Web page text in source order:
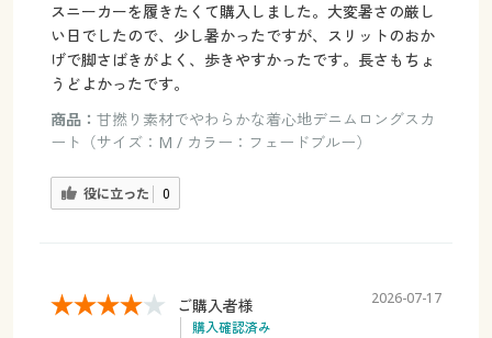
スニーカーを履きたくて購入しました。大変暑さの厳し
い日でしたので、少し暑かったですが、スリットのおか
げで脚さばきがよく、歩きやすかったです。長さもちょ
うどよかったです。
商品： 甘撚り素材でやわらかな着心地デニムロングスカ
ート（サイズ：M / カラー：フェードブルー）
役に立った 0
ご購入者様
購入確認済み
2026-07-17